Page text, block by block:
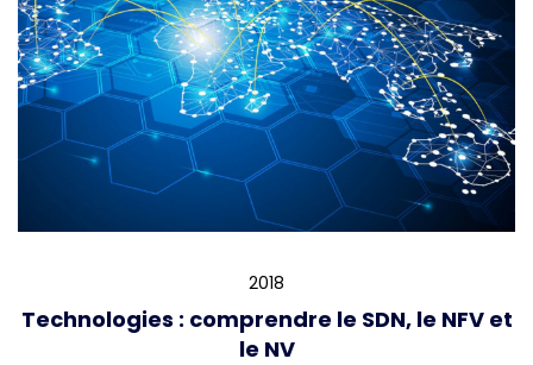
2018
Technologies : comprendre le SDN, le NFV et
le NV